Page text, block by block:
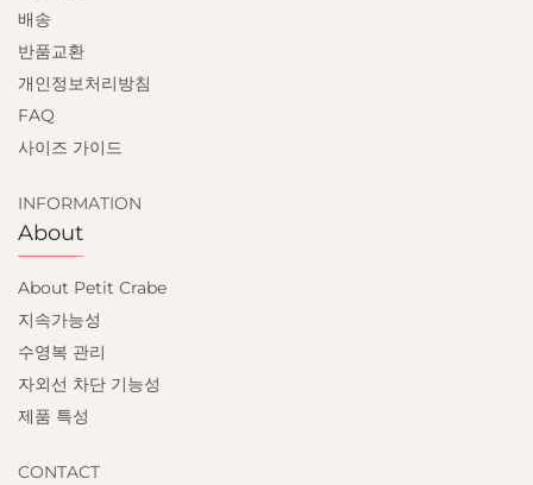
배송
반품교환
개인정보처리방침
FAQ
사이즈 가이드
INFORMATION
About
About Petit Crabe
지속가능성
수영복 관리
자외선 차단 기능성
제품 특성
CONTACT